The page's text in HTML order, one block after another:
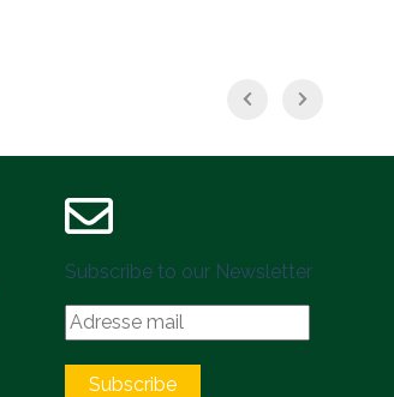
Subscribe to our Newsletter
Subscribe